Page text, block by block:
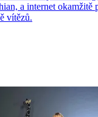
a internet okamžitě
vítězů.